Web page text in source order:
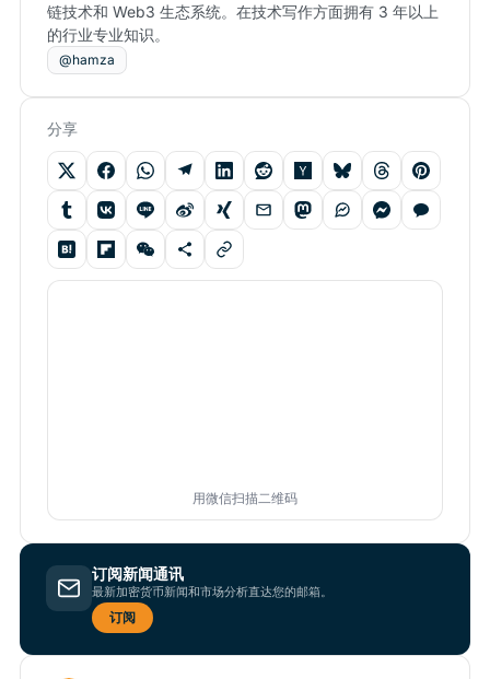
链技术和 Web3 生态系统。在技术写作方面拥有 3 年以上
的行业专业知识。
@hamza
分享
用微信扫描二维码
订阅新闻通讯
最新加密货币新闻和市场分析直达您的邮箱。
订阅